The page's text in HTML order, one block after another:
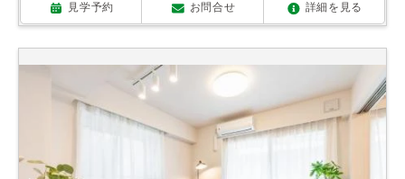
見学予約 お問合せ 詳細を見る